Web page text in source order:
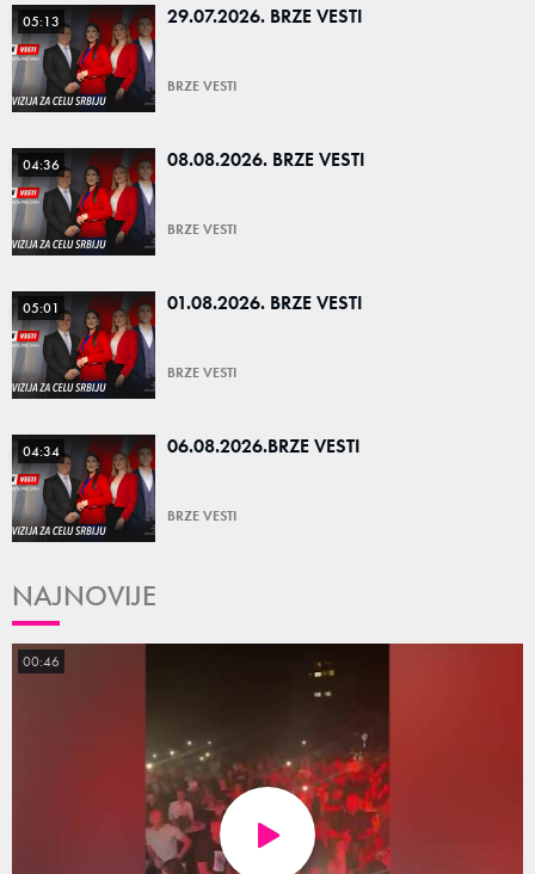
05:13 29.07.2026. BRZE VESTI
BRZE VESTI
04:36 08.08.2026. BRZE VESTI
BRZE VESTI
05:01 01.08.2026. BRZE VESTI
BRZE VESTI
04:34 06.08.2026.BRZE VESTI
BRZE VESTI
NAJNOVIJE
00:46